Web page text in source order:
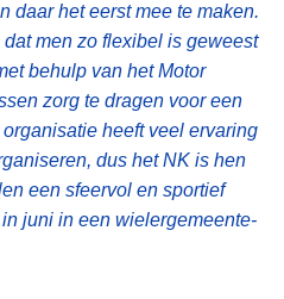
daar het eerst mee te maken.
men zo flexibel is geweest
behulp van het Motor
zorg te dragen voor een
heeft veel ervaring
dus het NK is hen
een sfeervol en sportief
juni in een wielergemeente-